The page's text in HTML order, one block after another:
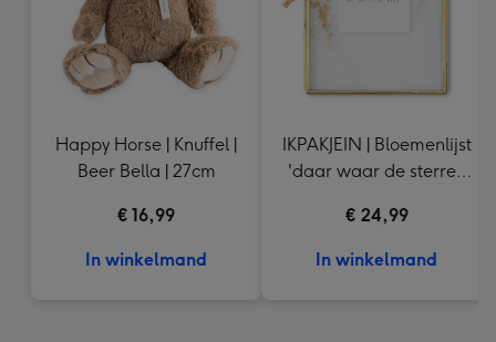
Happy Horse | Knuffel |
Beer Bella | 27cm
€ 16,99
In winkelmand
IKPAKJEIN | Bloemenlijst
'daar waar de sterren
€ 24,99
In winkelmand